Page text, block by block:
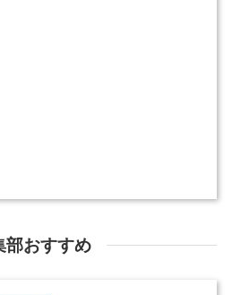
部おすすめ